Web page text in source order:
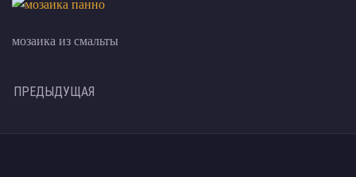
мозаика из смальты
ПРЕДЫДУЩАЯ